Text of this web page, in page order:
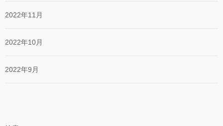
2022年11月
2022年10月
2022年9月